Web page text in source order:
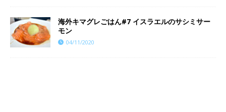
海外キマグレごはん#7 イスラエルのサシミサー
モン
04/11/2020